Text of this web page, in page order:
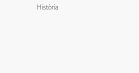
Història